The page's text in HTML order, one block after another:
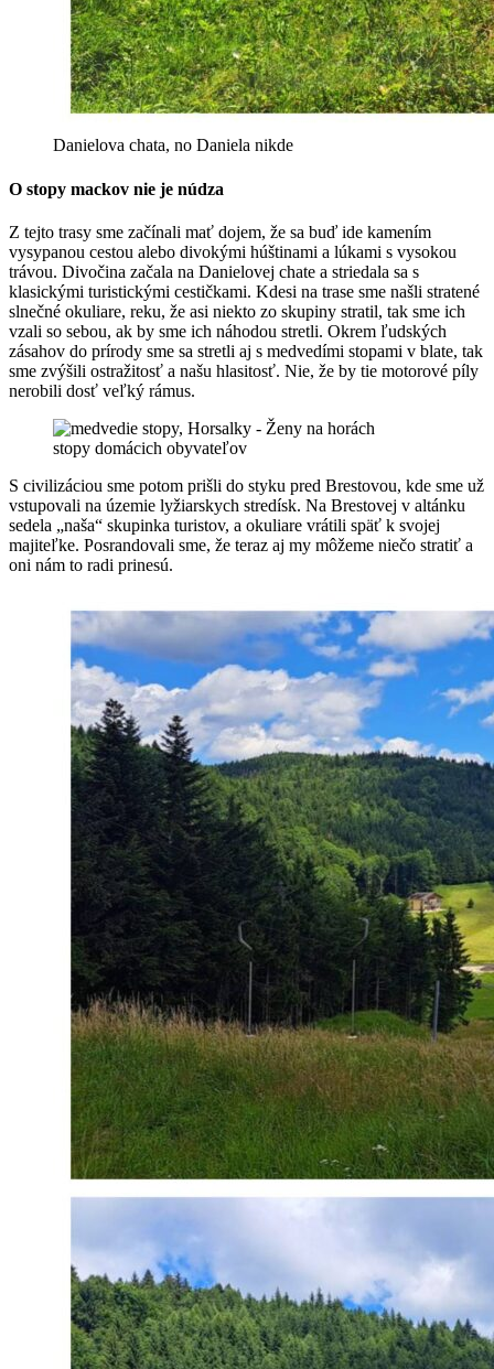
Danielova chata, no Daniela nikde
O stopy mackov nie je núdza
Z tejto trasy sme začínali mať dojem, že sa buď ide kamením
vysypanou cestou alebo divokými húštinami a lúkami s vysokou
trávou. Divočina začala na Danielovej chate a striedala sa s
klasickými turistickými cestičkami. Kdesi na trase sme našli stratené
slnečné okuliare, reku, že asi niekto zo skupiny stratil, tak sme ich
vzali so sebou, ak by sme ich náhodou stretli. Okrem ľudských
zásahov do prírody sme sa stretli aj s medvedími stopami v blate, tak
sme zvýšili ostražitosť a našu hlasitosť. Nie, že by tie motorové píly
nerobili dosť veľký rámus.
stopy domácich obyvateľov
S civilizáciou sme potom prišli do styku pred Brestovou, kde sme už
vstupovali na územie lyžiarskych stredísk. Na Brestovej v altánku
sedela „naša“ skupinka turistov, a okuliare vrátili späť k svojej
majiteľke. Posrandovali sme, že teraz aj my môžeme niečo stratiť a
oni nám to radi prinesú.